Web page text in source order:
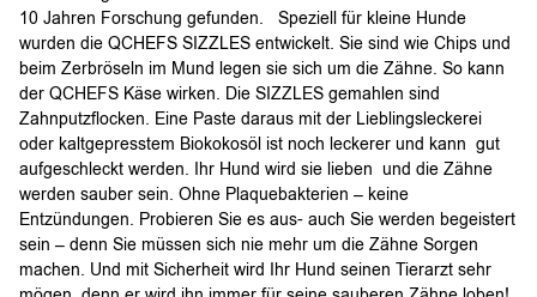
10 Jahren Forschung gefunden. Speziell für kleine Hunde
wurden die QCHEFS SIZZLES entwickelt. Sie sind wie Chips und
beim Zerbröseln im Mund legen sie sich um die Zähne. So kann
der QCHEFS Käse wirken. Die SIZZLES gemahlen sind
Zahnputzflocken. Eine Paste daraus mit der Lieblingsleckerei
oder kaltgepresstem Biokokosöl ist noch leckerer und kann gut
aufgeschleckt werden. Ihr Hund wird sie lieben und die Zähne
werden sauber sein. Ohne Plaquebakterien – keine
Entzündungen. Probieren Sie es aus- auch Sie werden begeistert
sein – denn Sie müssen sich nie mehr um die Zähne Sorgen
machen. Und mit Sicherheit wird Ihr Hund seinen Tierarzt sehr